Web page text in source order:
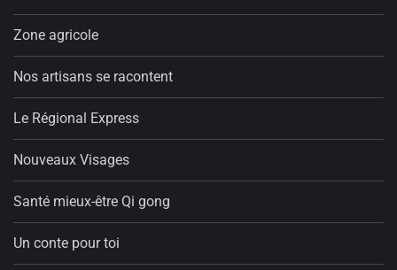
Zone agricole
Nos artisans se racontent
Le Régional Express
Nouveaux Visages
Santé mieux-être Qi gong
Un conte pour toi